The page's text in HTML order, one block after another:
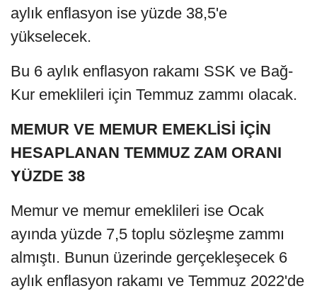
aylık enflasyon ise yüzde 38,5'e
yükselecek.
Bu 6 aylık enflasyon rakamı SSK ve Bağ-
Kur emeklileri için Temmuz zammı olacak.
MEMUR VE MEMUR EMEKLİSİ İÇİN
HESAPLANAN TEMMUZ ZAM ORANI
YÜZDE 38
Memur ve memur emeklileri ise Ocak
ayında yüzde 7,5 toplu sözleşme zammı
almıştı. Bunun üzerinde gerçekleşecek 6
aylık enflasyon rakamı ve Temmuz 2022'de